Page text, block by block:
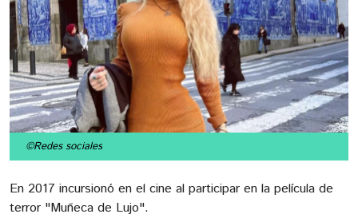
©Redes sociales
En 2017 incursionó en el cine al participar en la película de
terror "Muñeca de Lujo".